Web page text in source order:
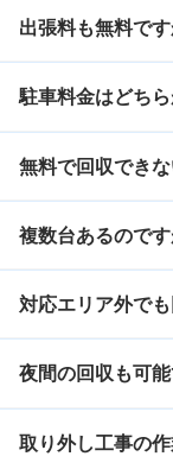
出張料も無料で
駐車料金はどち
無料で回収でき
複数台あるので
対応エリア外で
夜間の回収も可
取り外し工事の